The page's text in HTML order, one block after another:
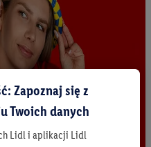
Zapoznaj się z
Twoich danych
Lidl i aplikacji Lidl